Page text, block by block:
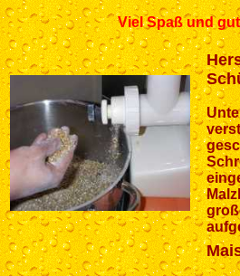
Viel Spaß und